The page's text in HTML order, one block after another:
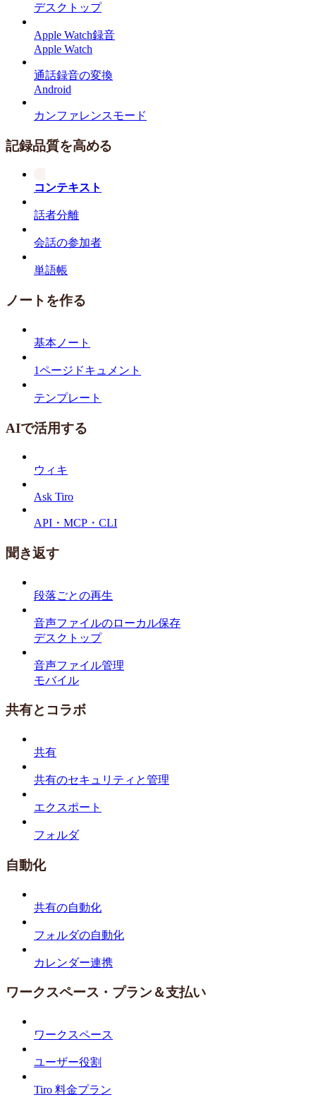
デスクトップ
Apple Watch録音
Apple Watch
通話録音の変換
Android
カンファレンスモード
記録品質を高める
コンテキスト
話者分離
会話の参加者
単語帳
ノートを作る
基本ノート
1ページドキュメント
テンプレート
AIで活用する
ウィキ
Ask Tiro
API・MCP・CLI
聞き返す
段落ごとの再生
音声ファイルのローカル保存
デスクトップ
音声ファイル管理
モバイル
共有とコラボ
共有
共有のセキュリティと管理
エクスポート
フォルダ
自動化
共有の自動化
フォルダの自動化
カレンダー連携
ワークスペース・プラン＆支払い
ワークスペース
ユーザー役割
Tiro 料金プラン